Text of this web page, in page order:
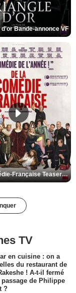
d'or Bande-annonce VF
De la Comédie-Française Teaser VF
TV
en cuisine : on a
du restaurant de
! A-t-il fermé
de Philippe
?